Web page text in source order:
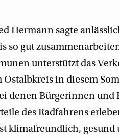
Hermann sagte
so gut
unterstützt das
in diesem
denen Bürgerinnen und
des Radfahrens
klimafreundlich, gesund